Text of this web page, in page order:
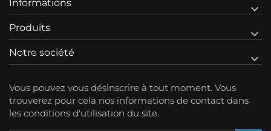
Informations 
Produits 
Notre société 
Vous pouvez vous désinscrire à tout moment. Vous
trouverez pour cela nos informations de contact dans
les conditions d'utilisation du site.